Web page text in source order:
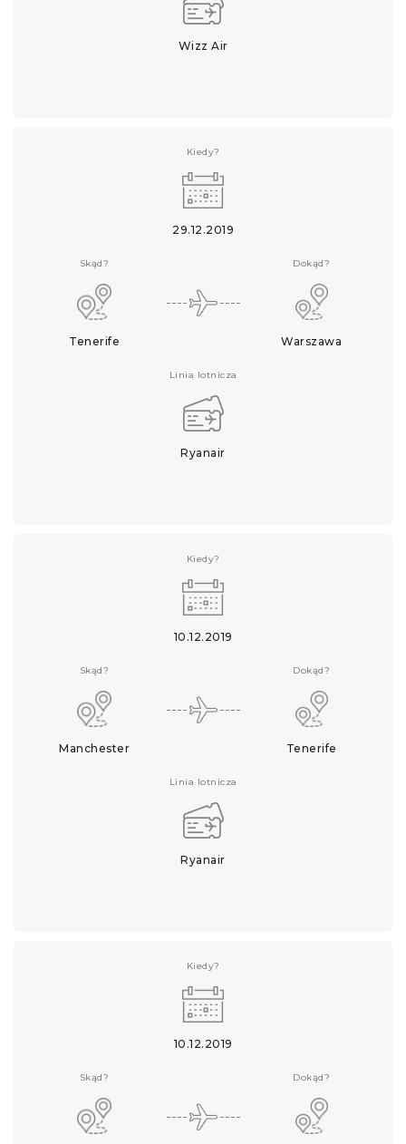
Wizz Air
Kiedy?
29.12.2019
Skąd?
Tenerife
Dokąd?
Warszawa
Linia lotnicza
Ryanair
Kiedy?
10.12.2019
Skąd?
Manchester
Dokąd?
Tenerife
Linia lotnicza
Ryanair
Kiedy?
10.12.2019
Skąd? Dokąd?